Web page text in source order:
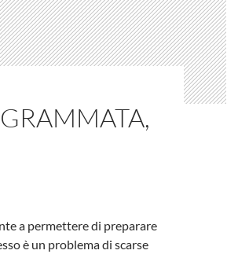
a permettere di preparare
è un problema di scarse